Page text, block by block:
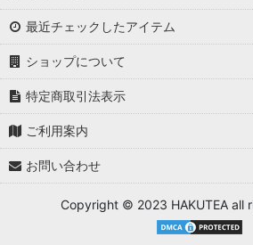
ぬいぐるみ・抱き枕
ファッション
文房具・雑貨
イラスト集・サウンドトラック
スマホ・PC周辺
最近チェックしたアイテム
ショップについて
特定商取引法表示
ご利用案内
お問い合わせ
Copyright © 2023 HAKUTEA all